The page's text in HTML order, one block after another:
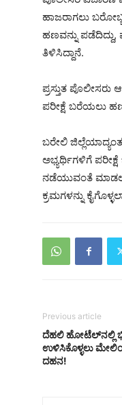
ಹಾಜರಾಗಲು
ಹಣವನ್ನು
ತಿಳಿಸಿದ್ದಾನೆ.
ಪ್ರಸ್ತುತ
ಪರೀಕ್ಷೆ ಬರೆಯಲು
ಬರೇಲಿ
ಅಭ್ಯರ್ಥಿಗಳಿಗೆ
ನಡೆಯುವಂತೆ ಮಾಡಲು
ಕ್ರಮಗಳನ್ನು
Previous article
ದೆಹಲಿ ಹೋಟೆಲ್‌ನಲ್ಲಿ
ಉಳಿಸಿಕೊಳ್ಳಲು
ದಹನ!